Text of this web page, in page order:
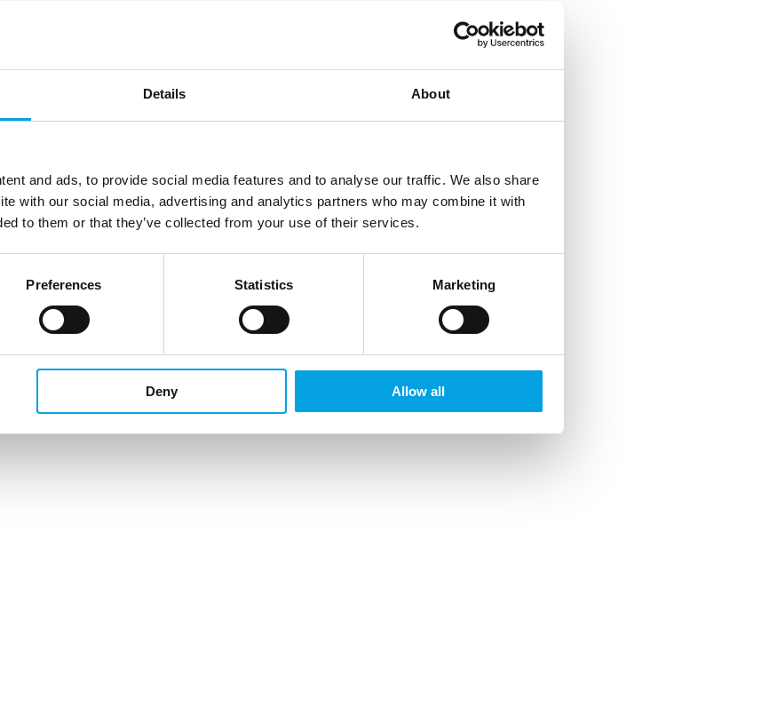
Details About
and ads, to provide social media features and to analyse our traffic. We also share
with our social media, advertising and analytics partners who may combine it with
to them or that they’ve collected from your use of their services.
Preferences Statistics Marketing
Deny Allow all